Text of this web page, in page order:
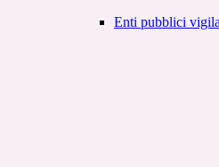
Enti pubblici